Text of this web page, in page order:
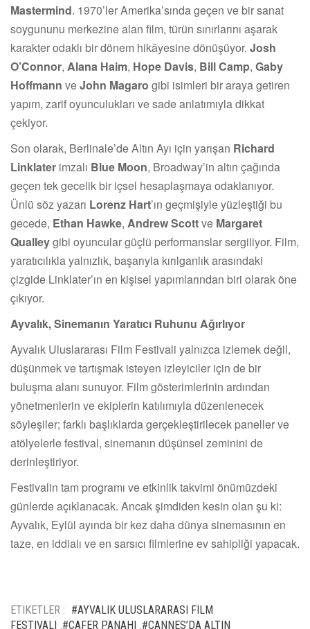
Mastermind. 1970’ler Amerika’sında geçen ve bir sanat
soygununu merkezine alan film, türün sınırlarını aşarak
karakter odaklı bir dönem hikâyesine dönüşüyor. Josh
O’Connor, Alana Haim, Hope Davis, Bill Camp, Gaby
Hoffmann veJohn Magaro gibi isimleri bir araya getiren
yapım, zarif oyunculukları ve sade anlatımıyla dikkat
çekiyor.
Son olarak, Berlinale’de Altın Ayı için yarışan Richard
Linklater imzalı Blue Moon, Broadway’in altın çağında
geçen tek gecelik bir içsel hesaplaşmaya odaklanıyor.
Ünlü söz yazarı Lorenz Hart’ın geçmişiyle yüzleştiği bu
gecede, Ethan Hawke, Andrew Scottve Margaret
Qualleygibi oyuncular güçlü performanslar sergiliyor. Film,
yaratıcılıkla yalnızlık, başarıyla kırılganlık arasındaki
çizgide Linklater’ın en kişisel yapımlarından biri olarak öne
çıkıyor.
Ayvalık, Sinemanın Yaratıcı Ruhunu Ağırlıyor
Ayvalık Uluslararası Film Festivali yalnızca izlemek değil,
düşünmek ve tartışmak isteyen izleyiciler için de bir
buluşma alanı sunuyor. Film gösterimlerinin ardından
yönetmenlerin ve ekiplerin katılımıyla düzenlenecek
söyleşiler; farklı başlıklarda gerçekleştirilecek paneller ve
atölyelerle festival, sinemanın düşünsel zeminini de
derinleştiriyor.
Festivalin tam programı ve etkinlik takvimi önümüzdeki
günlerde açıklanacak. Ancak şimdiden kesin olan şu ki:
Ayvalık, Eylül ayında bir kez daha dünya sinemasının en
taze, en iddialı ve en sarsıcı filmlerine ev sahipliği yapacak.
ETIKETLER : #AYVALIK ULUSLARARASI FILM
FESTIVALI #CAFER PANAHI #CANNES’DA ALTIN